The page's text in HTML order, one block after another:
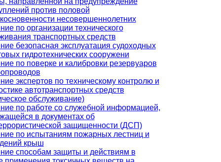
против половой
несовершеннолетних
по организации технического
транспортных средств
безопасная эксплуатация судоходных
гидротехнических сооружени
по поверке и калибровки резервуаров
экспертов по техническому контролю и
автотранспортных средств
обслуживание)
по работе со служебной информацией,
в документах об
защищенности (ДСП)
по испытаниям пожарных лестниц и
крыш
способам защиты и действиям в